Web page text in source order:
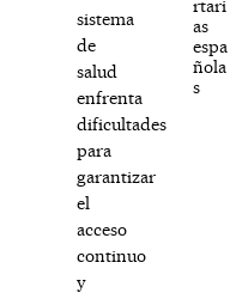
sistema
de
salud
enfrenta
dificultades
para
garantizar
el
acceso
continuo
y
rtari
as
espa
ñola
s